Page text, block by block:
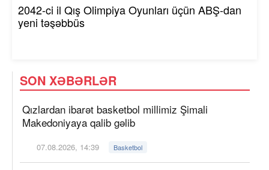
2042-ci il Qış Olimpiya Oyunları üçün ABŞ-dan
yeni təşəbbüs
SON XƏBƏRLƏR
Qızlardan ibarət basketbol millimiz Şimali
Makedoniyaya qalib gəlib
07.08.2026, 14:39 Basketbol